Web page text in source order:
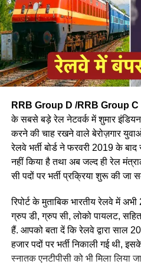
आपने अमूमन पुरुषों को ही रेल चलाते
बिंदी, भरी हुई मांग और हाथ में लाल
नीलम राथल रेल में सवार हजारों
रेलवे की सीनियर असिस्टेंट लोको
पेसीजर ट्रेन चलाती है तो कई लोग
लड़कीया उन्हे देखकर काफी खुश भी
है।
RRB Group D /RRB Group
के सबसे बड़े रेल नेटवर्क में शुमार
करने की चाह रखने वाले बेरोज़गार
रेलवे भर्ती बोर्ड ने फरवरी 2019 के बाद
नहीं किया है तथा अब जल्द ही रेल
सी पदों पर भर्ती प्रक्रिया शुरू की जा
रिपोर्ट के मुताबिक भारतीय रेलवे में
ग्रुप डी, ग्रुप सी, लोको पायलट, सहित
हैं. आपको बता दें कि रेलवे द्वारा साल
हजार पदों पर भर्ती निकाली गई थी,
स्नातक एनटीपीसी को भी मिला लिया